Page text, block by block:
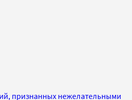
признанных нежелательными